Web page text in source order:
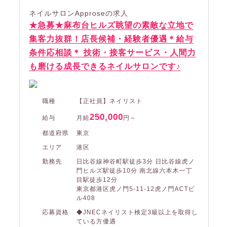
ネイルサロンApproseの求人
★急募★麻布台ヒルズ眺望の素敵な立地で
集客力抜群！店長候補・経験者優遇＊給与
条件応相談＊ 技術・接客サービス・人間力
も磨ける成長できるネイルサロンです♪
職種 【正社員】ネイリスト
給与 月給250,000円～
都道府県
東京
エリア
港区
勤務先
日比谷線神谷町駅徒歩3分 日比谷線虎ノ
門ヒルズ駅徒歩10分 南北線六本木一丁
目駅徒歩12分
東京都港区虎ノ門5-11-12虎ノ門ACTビ
ル408
応募資格
◆JNECネイリスト検定3級以上を取得し
ている方優遇